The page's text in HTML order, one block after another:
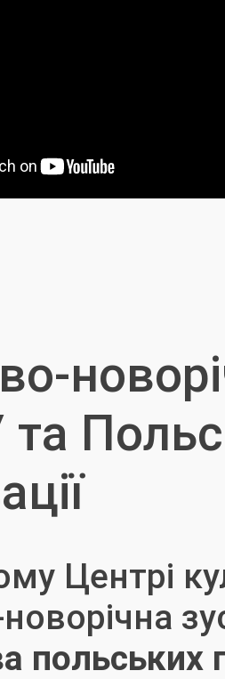
Центрі
польських